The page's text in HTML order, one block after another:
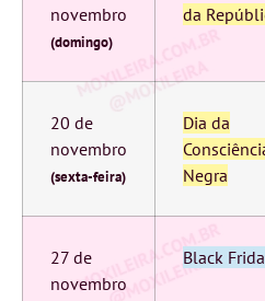
novembro
(domingo)
da
20 de
novembro
(sexta-feira)
Dia da
Negra
27 de
novembro
Black